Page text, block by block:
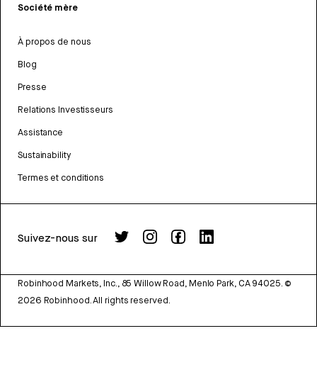
Société mère
À propos de nous
Blog
Presse
Relations Investisseurs
Assistance
Sustainability
Termes et conditions
Suivez-nous sur
Robinhood Markets, Inc., 85 Willow Road, Menlo Park, CA 94025. ©
2026 Robinhood. All rights reserved.